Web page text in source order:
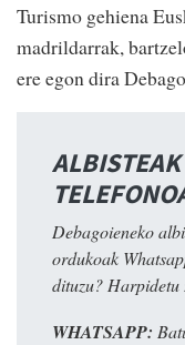
Turismo gehiena
madrildarrak,
ere egon dira
Debagoieneko
ordukoak
dituzu? Harpidetu
WHATSAPP: